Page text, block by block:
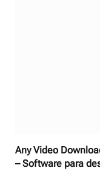
Any Video
– Software para